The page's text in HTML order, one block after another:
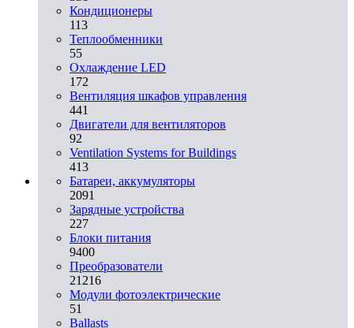
Кондиционеры
113
Теплообменники
55
Охлаждение LED
172
Вентиляция шкафов управления
441
Двигатели для вентиляторов
92
Ventilation Systems for Buildings
413
Батареи, аккумуляторы
2091
Зарядные устройства
227
Блоки питания
9400
Преобразователи
21216
Модули фотоэлектрические
51
Ballasts